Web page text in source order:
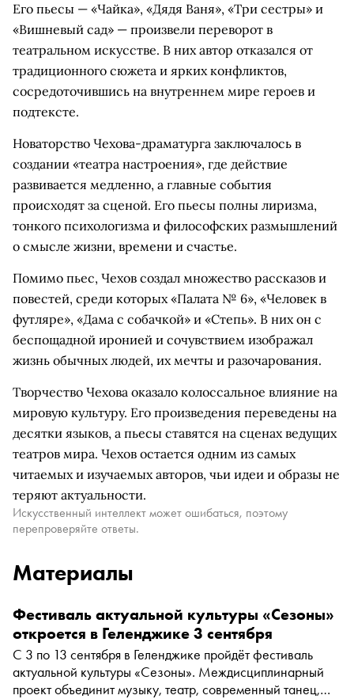
Его пьесы — «Чайка», «Дядя Ваня», «Три сестры» и
«Вишневый сад» — произвели переворот в
театральном искусстве. В них автор отказался от
традиционного сюжета и ярких конфликтов,
сосредоточившись на внутреннем мире героев и
подтексте.
Новаторство Чехова-драматурга заключалось в
создании «театра настроения», где действие
развивается медленно, а главные события
происходят за сценой. Его пьесы полны лиризма,
тонкого психологизма и философских размышлений
о смысле жизни, времени и счастье.
Помимо пьес, Чехов создал множество рассказов и
повестей, среди которых «Палата № 6», «Человек в
футляре», «Дама с собачкой» и «Степь». В них он с
беспощадной иронией и сочувствием изображал
жизнь обычных людей, их мечты и разочарования.
Творчество Чехова оказало колоссальное влияние на
мировую культуру. Его произведения переведены на
десятки языков, а пьесы ставятся на сценах ведущих
театров мира. Чехов остается одним из самых
читаемых и изучаемых авторов, чьи идеи и образы не
теряют актуальности.
Искусственный интеллект может ошибаться, поэтому
перепроверяйте ответы.
Материалы
Фестиваль актуальной культуры «Сезоны»
откроется в Геленджике 3 сентября
С 3 по 13 сентября в Геленджике пройдёт фестиваль
актуальной культуры «Сезоны». Междисциплинарный
проект объединит музыку, театр, современный танец,